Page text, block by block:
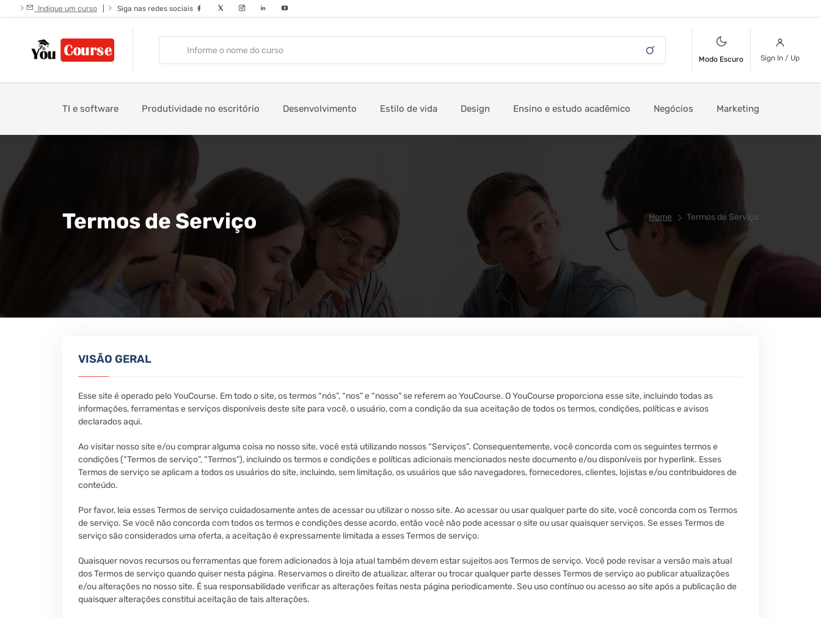
Indique um curso Siga nas redes sociais
Modo Escuro Sign In / Up
TI e software Produtividade no escritório Desenvolvimento Estilo de vida Design Ensino e estudo acadêmico Negócios Marketing
Termos de Serviço Home Termos de Serviço
VISÃO GERAL
Esse site é operado pelo YouCourse. Em todo o site, os termos “nós”, “nos” e “nosso” se referem ao YouCourse. O YouCourse proporciona esse site, incluindo todas as
informações, ferramentas e serviços disponíveis deste site para você, o usuário, com a condição da sua aceitação de todos os termos, condições, políticas e avisos
declarados aqui.
Ao visitar nosso site e/ou comprar alguma coisa no nosso site, você está utilizando nossos “Serviços”. Consequentemente, você concorda com os seguintes termos e
condições (“Termos de serviço”, “Termos”), incluindo os termos e condições e políticas adicionais mencionados neste documento e/ou disponíveis por hyperlink. Esses
Termos de serviço se aplicam a todos os usuários do site, incluindo, sem limitação, os usuários que são navegadores, fornecedores, clientes, lojistas e/ou contribuidores de
conteúdo.
Por favor, leia esses Termos de serviço cuidadosamente antes de acessar ou utilizar o nosso site. Ao acessar ou usar qualquer parte do site, você concorda com os Termos
de serviço. Se você não concorda com todos os termos e condições desse acordo, então você não pode acessar o site ou usar quaisquer serviços. Se esses Termos de
serviço são considerados uma oferta, a aceitação é expressamente limitada a esses Termos de serviço.
Quaisquer novos recursos ou ferramentas que forem adicionados à loja atual também devem estar sujeitos aos Termos de serviço. Você pode revisar a versão mais atual
dos Termos de serviço quando quiser nesta página. Reservamos o direito de atualizar, alterar ou trocar qualquer parte desses Termos de serviço ao publicar atualizações
e/ou alterações no nosso site. É sua responsabilidade verificar as alterações feitas nesta página periodicamente. Seu uso contínuo ou acesso ao site após a publicação de
quaisquer alterações constitui aceitação de tais alterações.